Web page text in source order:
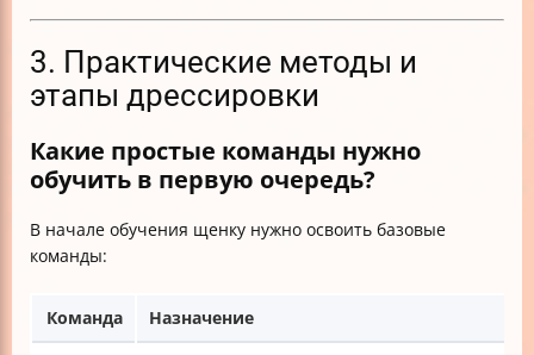
3. Практические методы и
этапы дрессировки
Какие простые команды нужно
обучить в первую очередь?
В начале обучения щенку нужно освоить базовые
команды:
Команда Назначение